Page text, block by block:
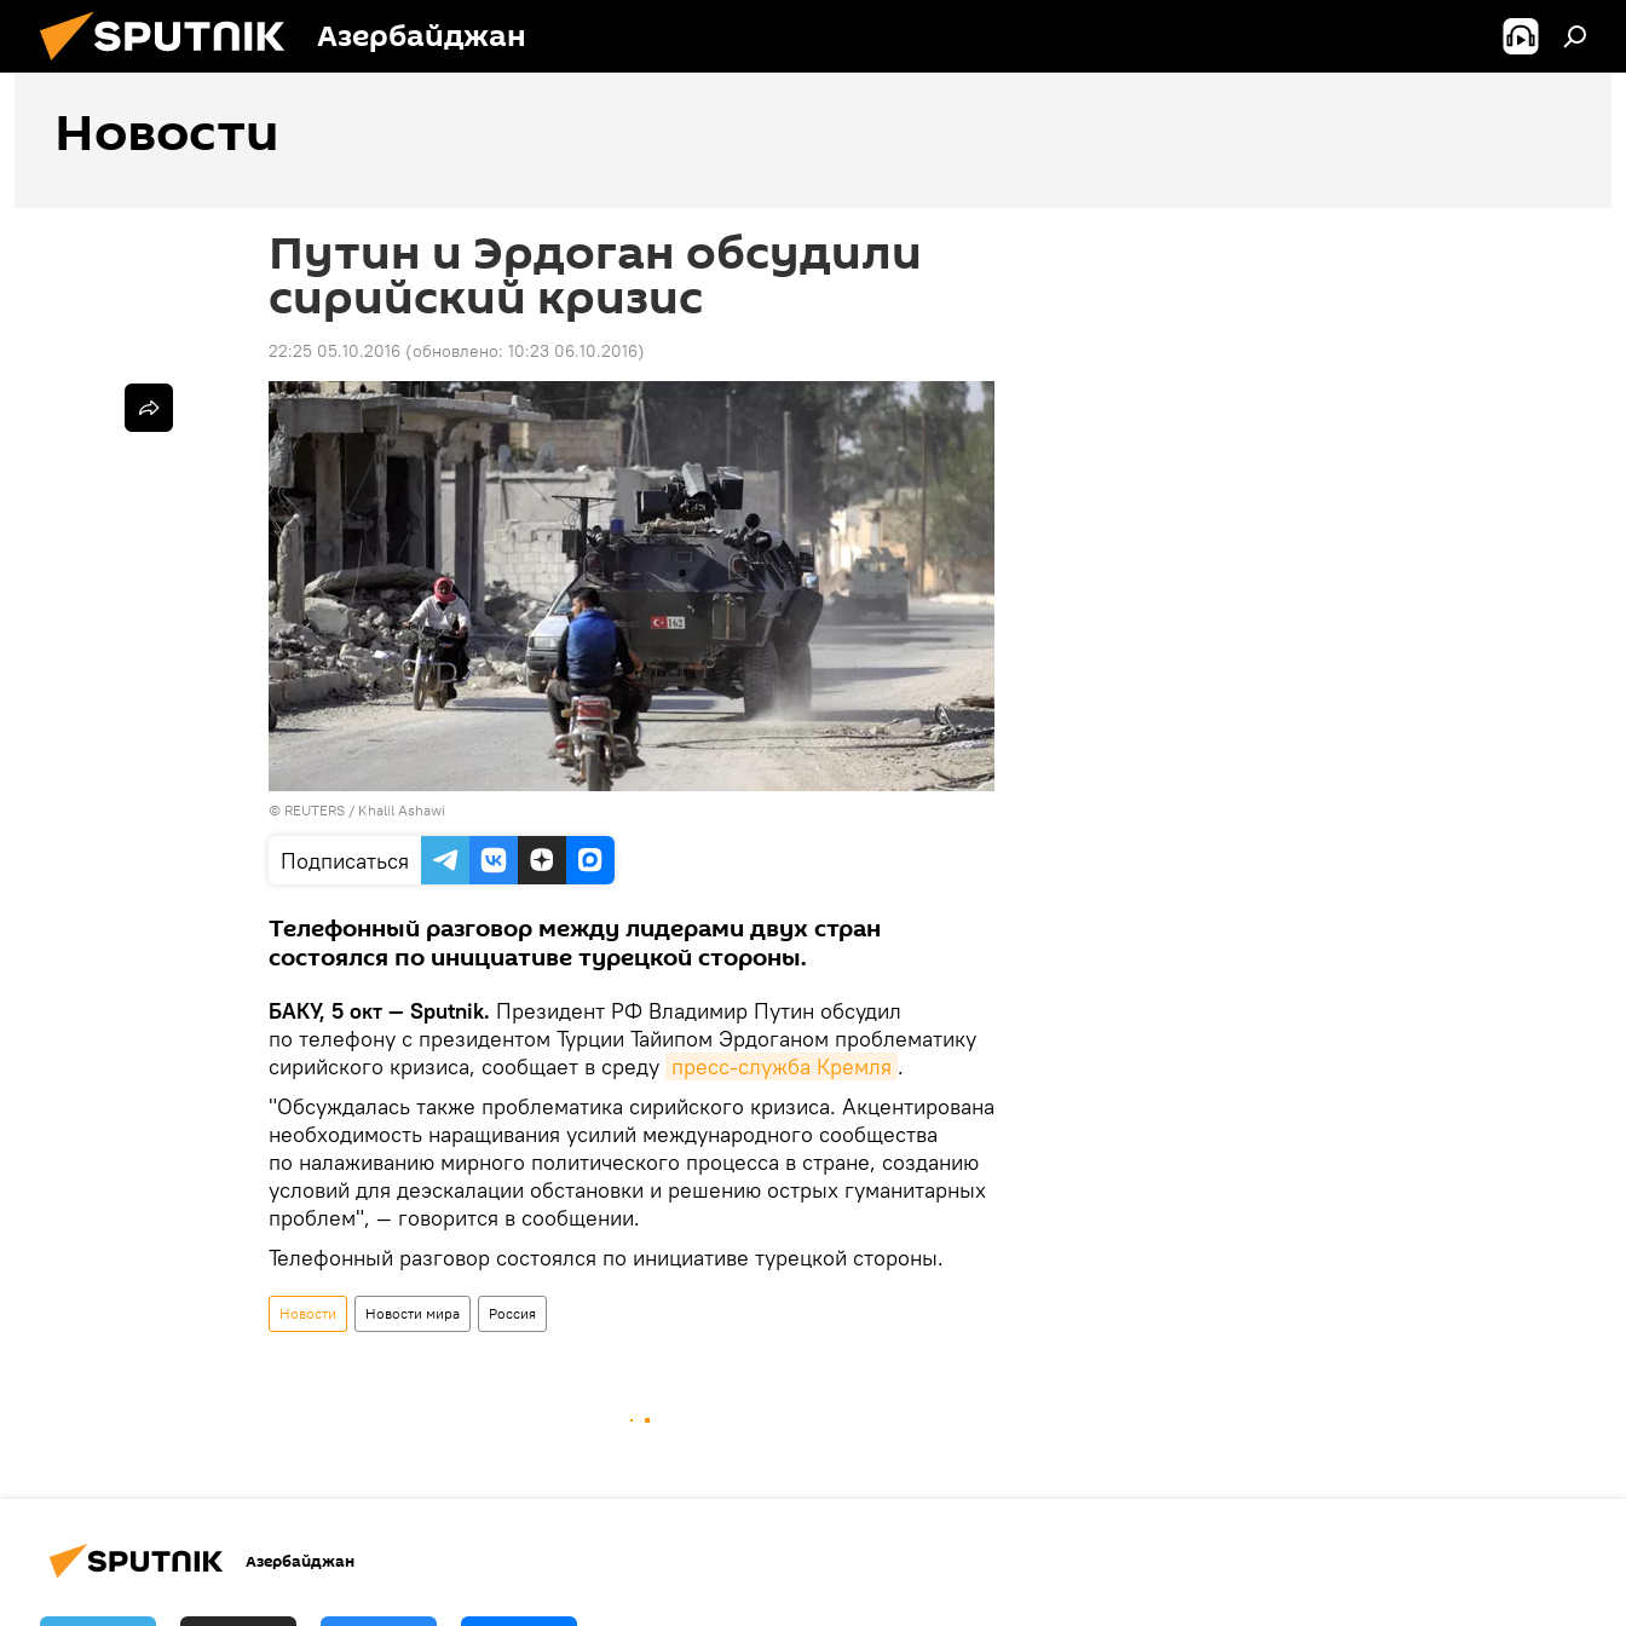
Азербайджан
Новости
Путин и Эрдоган обсудили
сирийский кризис
22:25 05.10.2016 (обновлено: 10:23 06.10.2016)
© REUTERS / Khalil Ashawi
Подписаться
Телефонный разговор между лидерами двух стран
состоялся по инициативе турецкой стороны.
БАКУ, 5 окт — Sputnik. Президент РФ Владимир Путин обсудил
по телефону с президентом Турции Тайипом Эрдоганом проблематику
сирийского кризиса, сообщает в среду пресс-служба Кремля .
"Обсуждалась также проблематика сирийского кризиса. Акцентирована
необходимость наращивания усилий международного сообщества
по налаживанию мирного политического процесса в стране, созданию
условий для деэскалации обстановки и решению острых гуманитарных
проблем", — говорится в сообщении.
Телефонный разговор состоялся по инициативе турецкой стороны.
Новости Новости мира Россия
Азербайджан